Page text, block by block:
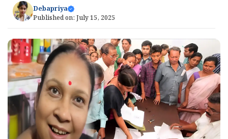
Debapriya
Published on: July 15, 2025